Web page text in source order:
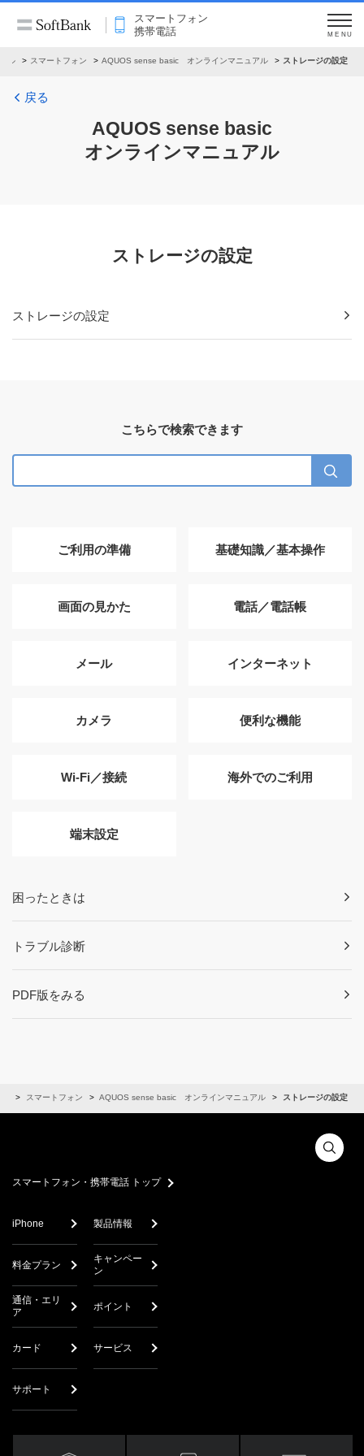
スマートフォン
携帯電話
MENU
ル スマートフォン AQUOS sense basic オンラインマニュアル ストレージの設定
戻る
AQUOS sense basic
オンラインマニュアル
ストレージの設定
ストレージの設定
こちらで検索できます
ご利用の準備 基礎知識／基本操作
画面の見かた 電話／電話帳
メール インターネット
カメラ 便利な機能
Wi-Fi／接続 海外でのご利用
端末設定
困ったときは
トラブル診断
PDF版をみる
スマートフォン AQUOS sense basic オンラインマニュアル ストレージの設定
スマートフォン・携帯電話 トップ
iPhone 製品情報
料金プラン
キャンペー
ン
通信・エリ
ア
ポイント
カード サービス
サポート